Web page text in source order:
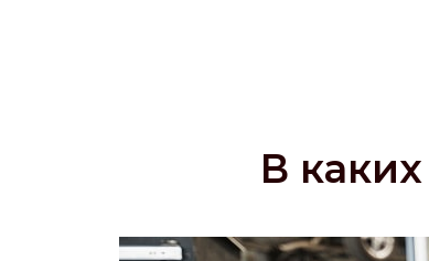
В